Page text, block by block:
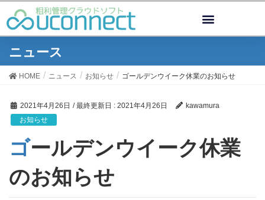
ニュース
HOME ニュース お知らせ ゴールデンウイーク休業のお知らせ
2021年4月26日 / 最終更新日 : 2021年4月26日
kawamura
お知らせ
ゴールデンウイーク休業
のお知らせ